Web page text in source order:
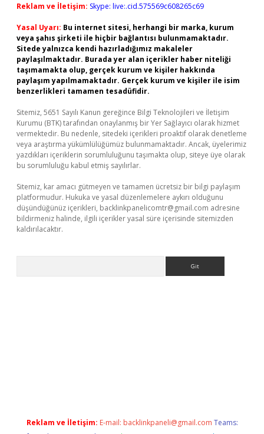
Reklam ve İletişim: Skype: live:.cid.575569c608265c69
Yasal Uyarı: Bu internet sitesi, herhangi bir marka, kurum
veya şahıs şirketi ile hiçbir bağlantısı bulunmamaktadır.
Sitede yalnızca kendi hazırladığımız makaleler
paylaşılmaktadır. Burada yer alan içerikler haber niteliği
taşımamakta olup, gerçek kurum ve kişiler hakkında
paylaşım yapılmamaktadır. Gerçek kurum ve kişiler ile isim
benzerlikleri tamamen tesadüfidir.
Sitemiz, 5651 Sayılı Kanun gereğince Bilgi Teknolojileri ve İletişim
Kurumu (BTK) tarafından onaylanmış bir Yer Sağlayıcı olarak hizmet
vermektedir. Bu nedenle, sitedeki içerikleri proaktif olarak denetleme
veya araştırma yükümlülüğümüz bulunmamaktadır. Ancak, üyelerimiz
yazdıkları içeriklerin sorumluluğunu taşımakta olup, siteye üye olarak
bu sorumluluğu kabul etmiş sayılırlar.
Sitemiz, kar amacı gütmeyen ve tamamen ücretsiz bir bilgi paylaşım
platformudur. Hukuka ve yasal düzenlemelere aykırı olduğunu
düşündüğünüz içerikleri, backlinkpanelicomtr@gmail.com adresine
bildirmeniz halinde, ilgili içerikler yasal süre içerisinde sitemizden
kaldırılacaktır.
Reklam ve İletişim: E-mail: backlinkpaneli@gmail.com Teams: